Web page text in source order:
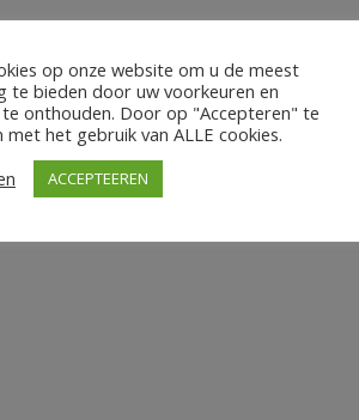
op onze website om u de meest
te bieden door uw voorkeuren en
onthouden. Door op "Accepteren" te
met het gebruik van ALLE cookies.
ACCEPTEEREN